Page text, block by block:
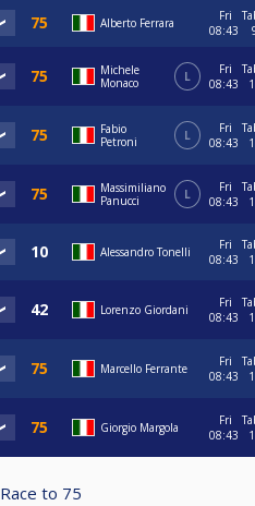
Alberto Ferrara
Fri
08:43
Michele
Monaco
L
Fri
08:43
Fabio
Petroni
L
Fri
08:43
Massimiliano
Panucci
L
Fri
08:43
Alessandro Tonelli
Fri
08:43
Lorenzo Giordani
Fri
08:43
Marcello Ferrante
Fri
08:43
Giorgio Margola
Fri
08:43
Race to 75